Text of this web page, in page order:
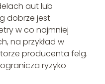
aut lub
dobrze jest
w co najmniej
na przykład w
producenta felg.
ryzyko